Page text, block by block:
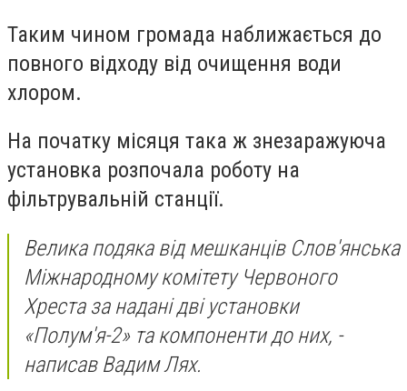
Таким чином громада наближається до
повного відходу від очищення води
хлором.
На початку місяця така ж знезаражуюча
установка розпочала роботу на
фільтрувальній станції.
Велика подяка від мешканців Слов'янська
Міжнародному комітету Червоного
Хреста за надані дві установки
«Полум'я-2» та компоненти до них, -
написав Вадим Лях.